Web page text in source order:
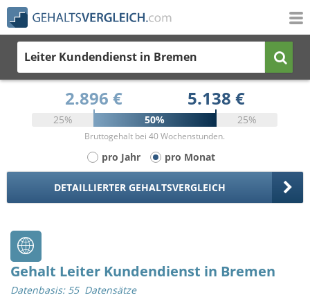
Leiter Kundendienst in Bremen
2.896 € 5.138 €
25% 50% 25%
Bruttogehalt bei 40 Wochenstunden.
pro Jahr pro Monat
DETAILLIERTER GEHALTSVERGLEICH
Gehalt Leiter Kundendienst in Bremen
Datenbasis: 55 Datensätze